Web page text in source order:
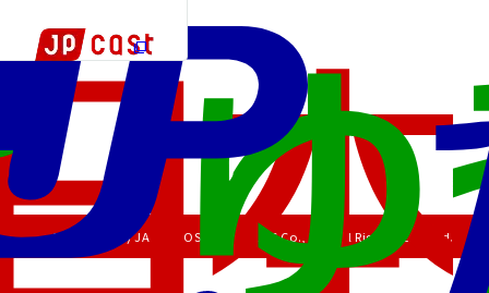
Copyright (C) JAPAN POST HOLDINGS Co., Ltd. All Rights Reserved.